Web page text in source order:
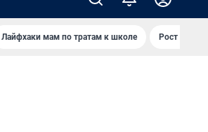
Лайфхаки мам по тратам к школе Рост цен на